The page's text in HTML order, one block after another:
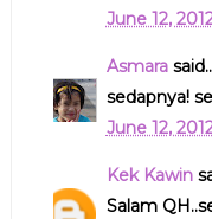
June 12,
Asmara
sedapnya!
June 12,
Kek Kawin
Salam